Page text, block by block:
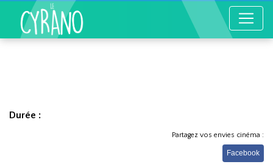
Durée :
Partagez vos envies cinéma :
Facebook